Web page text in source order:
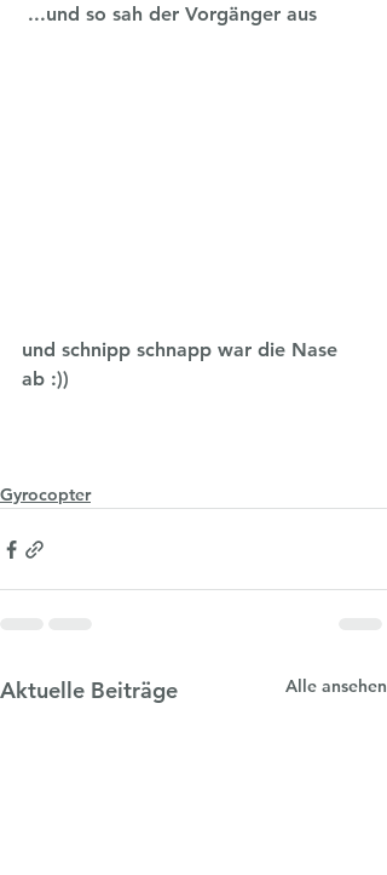
...und so sah der Vorgänger aus
und schnipp schnapp war die Nase
ab :))
Gyrocopter
Aktuelle Beiträge Alle ansehen